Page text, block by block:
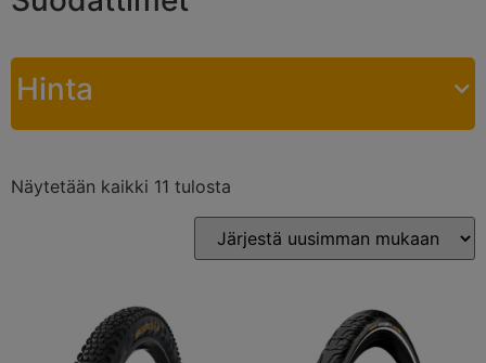
Hinta
Näytetään kaikki 11 tulosta